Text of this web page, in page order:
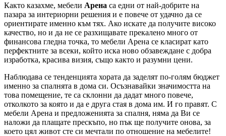
Както казахме, мебели Арена са едни от най-добрите на
пазара за интериорни решения и е повече от удачно да се
ориентирате именно към тях. Ако искате да получите високо
качество, но и да не се разхищавате прекалено много от
финансова гледна точка, то мебели Арена се класират като
перфектните за всеки, който иска ново обзавеждане с добра
изработка, красива визия, също както и разумни цени.
Наблюдава се тенденцията хората да заделят по-голям бюджет
именно за спалнята в дома си. Осъзнавайки значимостта на
това помещение, те са склонни да дадат много повече,
отколкото за която и да е друга стая в дома им. И го правят. С
мебели Арена и предложенията за спалня, няма да Ви се
наложи да плащате прескъпо, но пък ще получите онова, за
което цял живот сте си мечтали по отношение на мебелите!